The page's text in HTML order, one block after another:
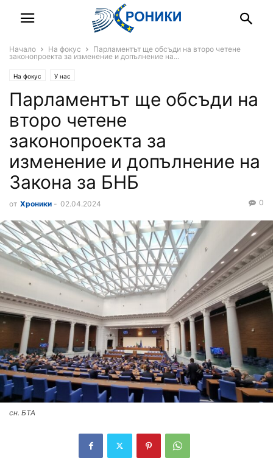
Начало На фокус
Парламентът ще обсъди на второ четене
законопроекта за изменение и допълнение на...
На фокус У нас
Парламентът ще обсъди на
второ четене
законопроекта за
изменение и допълнение на
Закона за БНБ
от Хроники - 02.04.2024 0
сн. БТА